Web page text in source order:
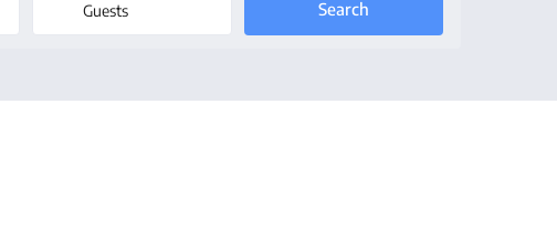
Guests